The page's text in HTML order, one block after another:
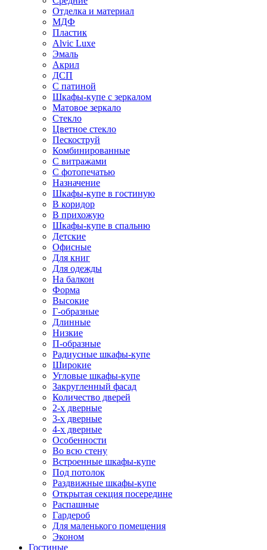
Отделка и материал
МДФ
Пластик
Alvic Luxe
Эмаль
Акрил
ДСП
С патиной
Шкафы-купе с зеркалом
Матовое зеркало
Стекло
Цветное стекло
Пескоструй
Комбинированные
С витражами
С фотопечатью
Назначение
Шкафы-купе в гостиную
В коридор
В прихожую
Шкафы-купе в спальню
Детские
Офисные
Для книг
Для одежды
На балкон
Форма
Высокие
Г-образные
Длинные
Низкие
П-образные
Радиусные шкафы-купе
Широкие
Угловые шкафы-купе
Закругленный фасад
Количество дверей
2-х дверные
3-х дверные
4-х дверные
Особенности
Во всю стену
Встроенные шкафы-купе
Под потолок
Раздвижные шкафы-купе
Открытая секция посередине
Распашные
Гардероб
Для маленького помещения
Эконом
Гостиные